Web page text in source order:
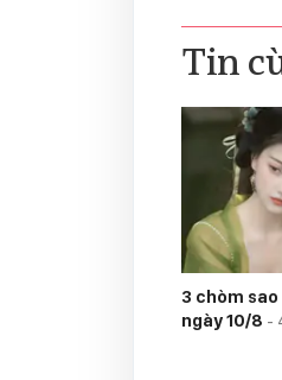
Tin
3 chòm
ngày 10/8 -